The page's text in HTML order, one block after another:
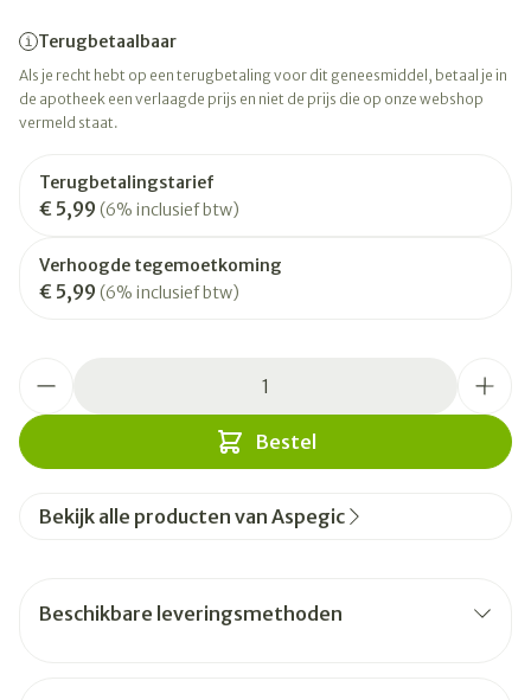
Terugbetaalbaar
Als je recht hebt op een terugbetaling voor dit geneesmiddel, betaal je in
de apotheek een verlaagde prijs en niet de prijs die op onze webshop
vermeld staat.
Terugbetalingstarief
€ 5,99 (6% inclusief btw)
Verhoogde tegemoetkoming
€ 5,99 (6% inclusief btw)
Bestel
Bekijk alle producten van Aspegic
Beschikbare leveringsmethoden